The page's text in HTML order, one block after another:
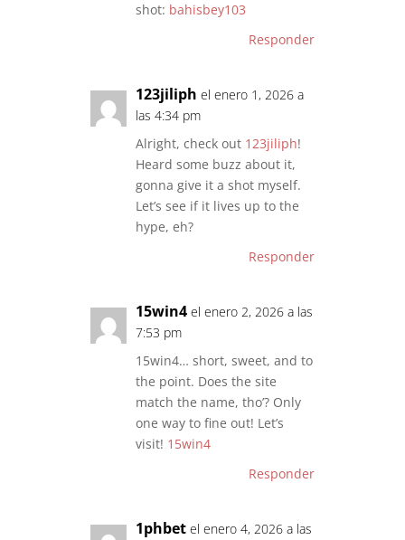
shot: bahisbey103
Responder
123jiliph el enero 1, 2026 a
las 4:34 pm
Alright, check out 123jiliph!
Heard some buzz about it,
gonna give it a shot myself.
Let’s see if it lives up to the
hype, eh?
Responder
15win4 el enero 2, 2026 a las
7:53 pm
15win4… short, sweet, and to
the point. Does the site
match the name, tho’? Only
one way to fine out! Let’s
visit! 15win4
Responder
1phbet el enero 4, 2026 a las